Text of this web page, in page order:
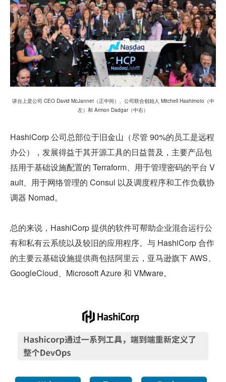
讲台上是公司 CEO David McJannet（正中间）、公司联合创始人 Mitchell Hashimoto（中
左）和 Armon Dadgar（中右）
HashiCorp 公司总部位于旧金山（尽管 90%的员工是远程
办公），发展得益于其开源工具的日益普及，主要产品包
括用于基础设施配置的 Terraform、用于管理密码的平台 V
ault、用于网络管理的 Consul 以及调度程序和工作负载协
调器 Nomad。
总的来说，HashiCorp 提供的软件可帮助企业混合运行公
有和私有云系统以及较旧的应用程序。与 HashiCorp 合作
的主要云基础设施提供商包括阿里云，亚马逊旗下 AWS、
GoogleCloud、Microsoft Azure 和 VMware。